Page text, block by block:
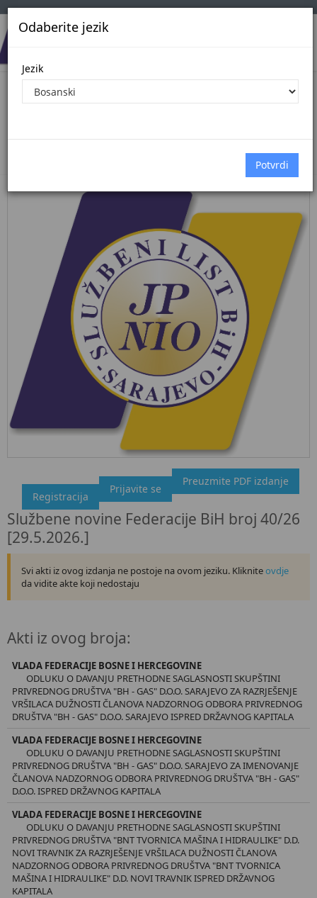
Odaberite jezik
Jezik
Pregled Dokumenata| Broj 40/26
"Službeni glasnik BiH", broj 40/26 29.5.2026.
Ovdje možete preuzeti dokument, kao i obaviti kratki uvid u
sadržaj dokumenta.
Preuzmite PDF izdanje
Prijavite se
Registracija
Službene novine Federacije BiH broj 40/26
[29.5.2026.]
Svi akti iz ovog izdanja ne postoje na ovom jeziku. Klikniteovdje
da vidite akte koji nedostaju
Akti iz ovog broja:
VLADA FEDERACIJE BOSNE I HERCEGOVINE
ODLUKU O DAVANJU PRETHODNE SAGLASNOSTI SKUPŠTINI
PRIVREDNOG DRUŠTVA "BH - GAS" D.O.O. SARAJEVO ZA RAZRJEŠENJE
VRŠILACA DUŽNOSTI ČLANOVA NADZORNOG ODBORA PRIVREDNOG
DRUŠTVA "BH - GAS" D.O.O. SARAJEVO ISPRED DRŽAVNOG KAPITALA
VLADA FEDERACIJE BOSNE I HERCEGOVINE
ODLUKU O DAVANJU PRETHODNE SAGLASNOSTI SKUPŠTINI
PRIVREDNOG DRUŠTVA "BH - GAS" D.O.O. SARAJEVO ZA IMENOVANJE
ČLANOVA NADZORNOG ODBORA PRIVREDNOG DRUŠTVA "BH - GAS"
D.O.O. ISPRED DRŽAVNOG KAPITALA
VLADA FEDERACIJE BOSNE I HERCEGOVINE
ODLUKU O DAVANJU PRETHODNE SAGLASNOSTI SKUPŠTINI
PRIVREDNOG DRUŠTVA "BNT TVORNICA MAŠINA I HIDRAULIKE" D.D.
NOVI TRAVNIK ZA RAZRJEŠENJE VRŠILACA DUŽNOSTI ČLANOVA
NADZORNOG ODBORA PRIVREDNOG DRUŠTVA "BNT TVORNICA
MAŠINA I HIDRAULIKE" D.D. NOVI TRAVNIK ISPRED DRŽAVNOG
KAPITALA